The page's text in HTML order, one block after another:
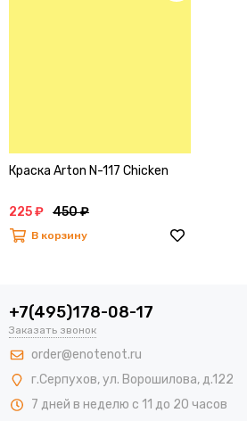
Краска Arton N-117 Chicken
225 ₽ 450 ₽
В корзину
+7(495)178-08-17
Заказать звонок
order@enotenot.ru
г.Серпухов, ул. Ворошилова, д.122
7 дней в неделю с 11 до 20 часов